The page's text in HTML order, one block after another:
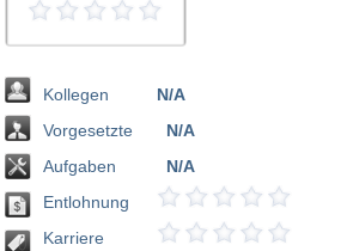
Kollegen
Vorgesetzte
Aufgaben
Entlohnung
Karriere
N/A
N/A
N/A